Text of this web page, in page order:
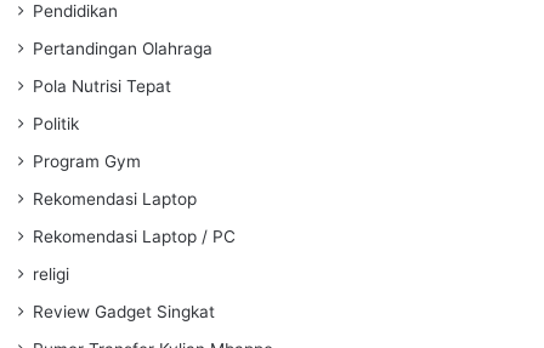
Pendidikan
Pertandingan Olahraga
Pola Nutrisi Tepat
Politik
Program Gym
Rekomendasi Laptop
Rekomendasi Laptop / PC
religi
Review Gadget Singkat